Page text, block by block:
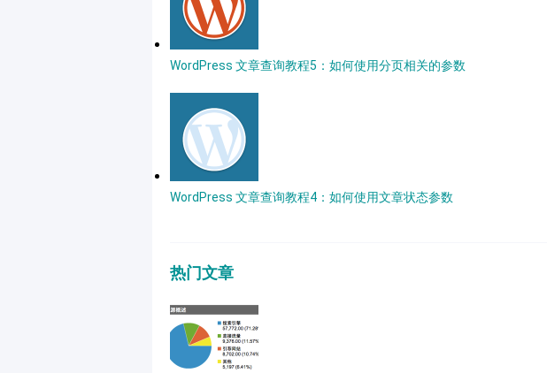
WordPress 文章查询教程5：如何使用分页相关的参数
WordPress 文章查询教程4：如何使用文章状态参数
热门文章